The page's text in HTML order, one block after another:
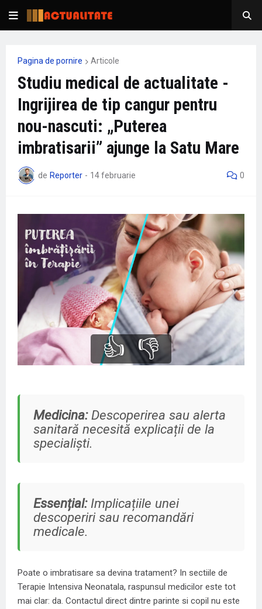
Pagina de pornire Articole
Studiu medical de actualitate -
Ingrijirea de tip cangur pentru
nou-nascuti: „Puterea
imbratisarii” ajunge la Satu Mare
de Reporter - 14 februarie 0
👍 👎
Medicina:Descoperirea sau alerta
sanitară necesită explicații de la
specialiști.
Essențial:Implicațiile unei
descoperiri sau recomandări
medicale.
Poate o imbratisare sa devina tratament? In sectiile de
Terapie Intensiva Neonatala, raspunsul medicilor este tot
mai clar: da. Contactul direct dintre parinte si copil nu este